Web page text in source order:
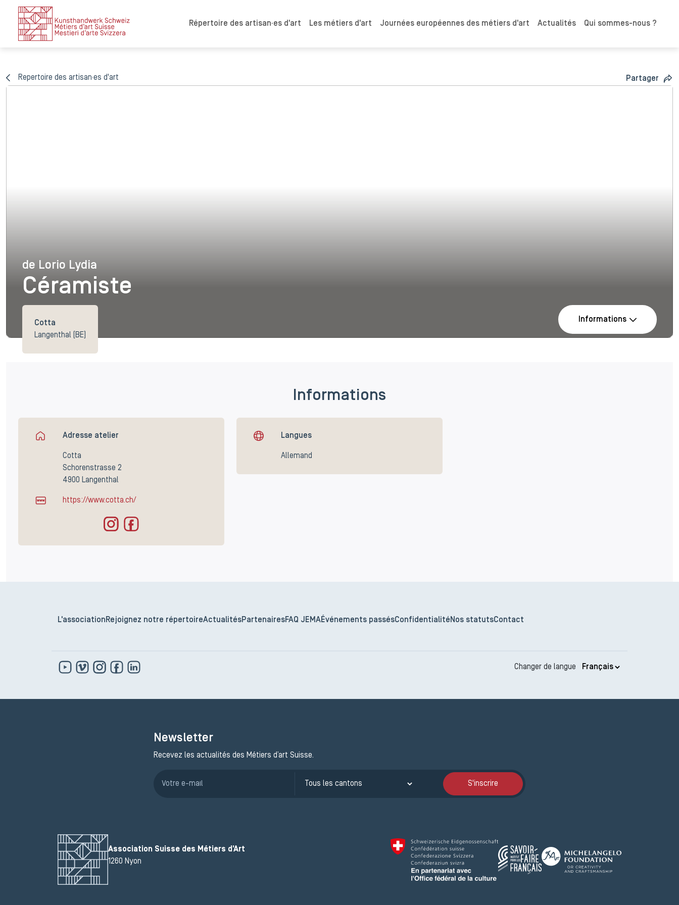
Répertoire des artisan·es d'art Les métiers d'art Journées européennes des métiers d'art Actualités Qui sommes-nous ?
Repertoire des artisan·es d'art Partager
de Lorio Lydia
de Lorio Lydia
Céramiste
Cotta
Langenthal (BE)
Informations
Informations
Adresse atelier
Cotta
Schorenstrasse 2
4900 Langenthal
https://www.cotta.ch/
Langues
Allemand
L'association Rejoignez notre répertoireActualitésPartenairesFAQ JEMAÉvénements passésConfidentialité Nos statutsContact
Changer de langue
Newsletter
Recevez les actualités des Métiers d’art Suisse.
S'inscrire
Association Suisse des Métiers d'Art
1260 Nyon